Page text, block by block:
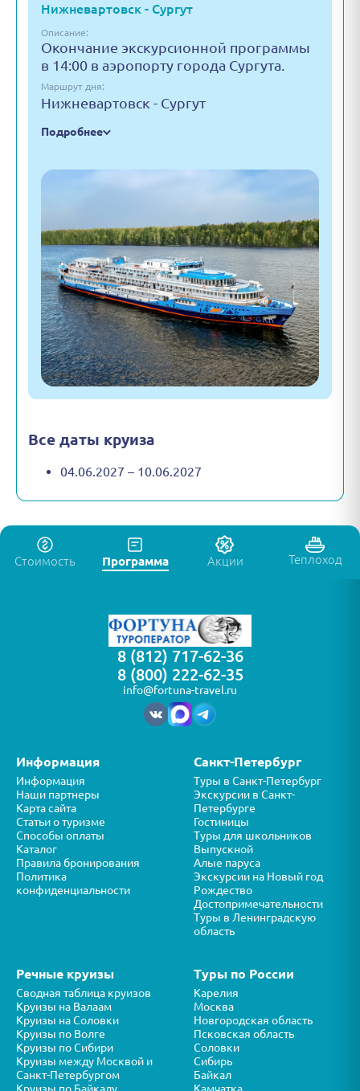
Нижневартовск - Сургут
Описание:
Окончание экскурсионной программы
в 14:00 в аэропорту города Сургута.
Маршрут дня:
Нижневартовск - Сургут
Подробнее
Все даты круиза
04.06.2027 – 10.06.2027
Стоимость Программа Акции Теплоход
8 (812) 717-62-36
8 (800) 222-62-35
info@fortuna-travel.ru
Информация
Информация
Наши партнеры
Карта сайта
Статьи о туризме
Способы оплаты
Каталог
Правила бронирования
Политика
конфиденциальности
Санкт-Петербург
Туры в Санкт-Петербург
Экскурсии в Санкт-
Петербурге
Гостиницы
Туры для школьников
Выпускной
Алые паруса
Экскурсии на Новый год
Рождество
Достопримечательности
Туры в Ленинградскую
область
Речные круизы
Сводная таблица круизов
Круизы на Валаам
Круизы на Соловки
Круизы по Волге
Круизы по Сибири
Круизы между Москвой и
Санкт-Петербургом
Туры по России
Карелия
Москва
Новгородская область
Псковская область
Соловки
Сибирь
Байкал